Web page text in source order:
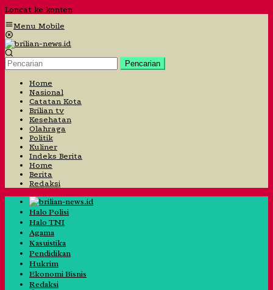
Loncat ke konten
Menu Mobile
Pencarian
Home
Nasional
Catatan Kota
Brilian tv
Kesehatan
Olahraga
Politik
Kuliner
Indeks Berita
Home
Berita
Redaksi
Halo Polisi
Halo TNI
Agama
Kasuistika
Pendidikan
Hukrim
Ekonomi Bisnis
Redaksi